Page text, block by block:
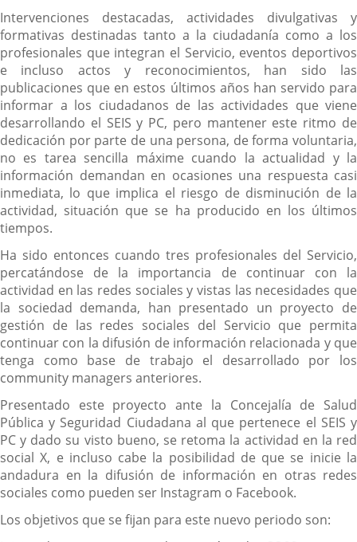
Intervenciones destacadas, actividades divulgativas y
formativas destinadas tanto a la ciudadanía como a los
profesionales que integran el Servicio, eventos deportivos
e incluso actos y reconocimientos, han sido las
publicaciones que en estos últimos años han servido para
informar a los ciudadanos de las actividades que viene
desarrollando el SEIS y PC, pero mantener este ritmo de
dedicación por parte de una persona, de forma voluntaria,
no es tarea sencilla máxime cuando la actualidad y la
información demandan en ocasiones una respuesta casi
inmediata, lo que implica el riesgo de disminución de la
actividad, situación que se ha producido en los últimos
tiempos.
Ha sido entonces cuando tres profesionales del Servicio,
percatándose de la importancia de continuar con la
actividad en las redes sociales y vistas las necesidades que
la sociedad demanda, han presentado un proyecto de
gestión de las redes sociales del Servicio que permita
continuar con la difusión de información relacionada y que
tenga como base de trabajo el desarrollado por los
community managers anteriores.
Presentado este proyecto ante la Concejalía de Salud
Pública y Seguridad Ciudadana al que pertenece el SEIS y
PC y dado su visto bueno, se retoma la actividad en la red
social X, e incluso cabe la posibilidad de que se inicie la
andadura en la difusión de información en otras redes
sociales como pueden ser Instagram o Facebook.
Los objetivos que se fijan para este nuevo periodo son: